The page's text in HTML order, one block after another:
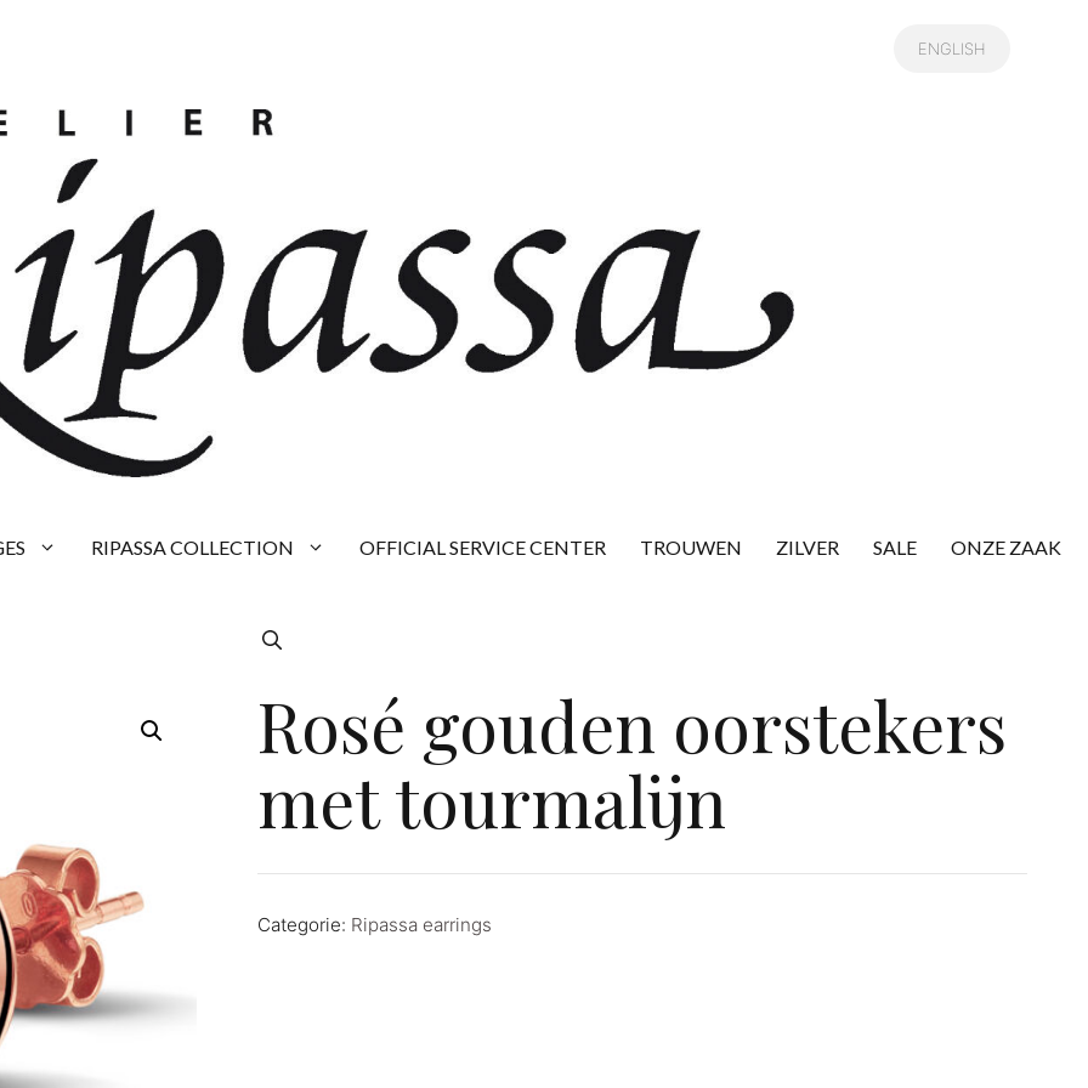
ENGLISH
RIPASSA COLLECTION OFFICIAL SERVICE CENTER TROUWEN ZILVER SALE ONZE ZAAK
Rosé gouden oorstekers
met tourmalijn
Categorie: Ripassa earrings